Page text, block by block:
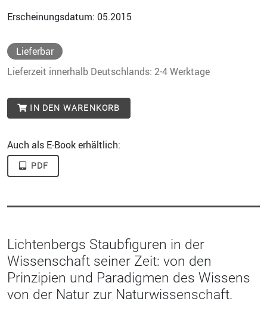
Erscheinungsdatum: 05.2015
Lieferbar
Lieferzeit innerhalb Deutschlands: 2-4 Werktage
IN DEN WARENKORB
Auch als E-Book erhältlich:
PDF
Lichtenbergs Staubfiguren in der
Wissenschaft seiner Zeit: von den
Prinzipien und Paradigmen des Wissens
von der Natur zur Naturwissenschaft.